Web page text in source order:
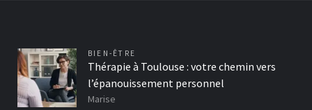
BIEN-ÊTRE
Thérapie à Toulouse : votre chemin vers
l’épanouissement personnel
Marise